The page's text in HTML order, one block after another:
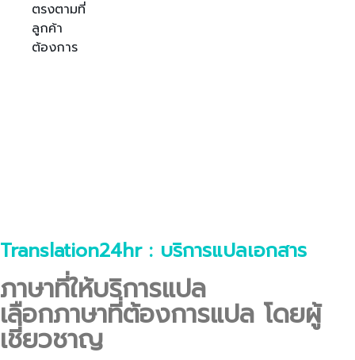
ตรงตามที่
ลูกค้า
ต้องการ
Translation24hr : บริการแปลเอกสาร
ภาษาที่ให้บริการแปล
เลือกภาษาที่ต้องการแปล โดยผู้
เชี่ยวชาญ